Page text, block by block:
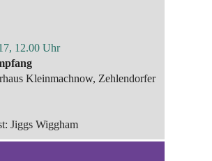
12.00 Uhr
Kleinmachnow, Zehlendorfer
Jiggs Wiggham